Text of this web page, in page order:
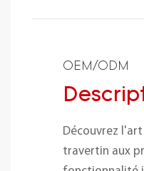
OEM/ODM
Découvrez
travertin aux